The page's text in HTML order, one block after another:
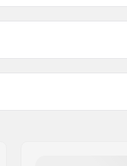
XC Skeleton Trinity
150mm
ABEC-7